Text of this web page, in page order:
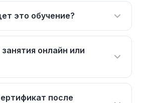
это обучение?
онлайн или
после